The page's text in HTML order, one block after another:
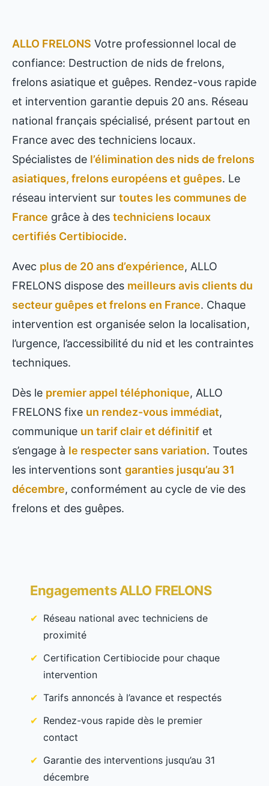
ALLO FRELONS Votre professionnel local de
confiance: Destruction de nids de frelons,
frelons asiatique et guêpes. Rendez-vous rapide
et intervention garantie depuis 20 ans. Réseau
national français spécialisé, présent partout en
France avec des techniciens locaux.
Spécialistes de l’élimination des nids de frelons
asiatiques, frelons européens et guêpes. Le
réseau intervient sur toutes les communes de
France grâce à des techniciens locaux
certifiés Certibiocide.
Avec plus de 20 ans d’expérience, ALLO
FRELONS dispose des meilleurs avis clients du
secteur guêpes et frelons en France. Chaque
intervention est organisée selon la localisation,
l’urgence, l’accessibilité du nid et les contraintes
techniques.
Dès le premier appel téléphonique, ALLO
FRELONS fixe un rendez-vous immédiat,
communique un tarif clair et définitif et
s’engage à le respecter sans variation. Toutes
les interventions sont garanties jusqu’au 31
décembre, conformément au cycle de vie des
frelons et des guêpes.
Engagements ALLO FRELONS
Réseau national avec techniciens de
proximité
Certification Certibiocide pour chaque
intervention
Tarifs annoncés à l’avance et respectés
Rendez-vous rapide dès le premier
contact
Garantie des interventions jusqu’au 31
décembre